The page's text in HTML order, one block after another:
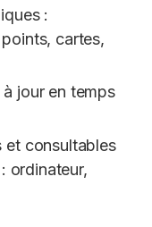
:
cartes,
jour en temps
et consultables
ordinateur,